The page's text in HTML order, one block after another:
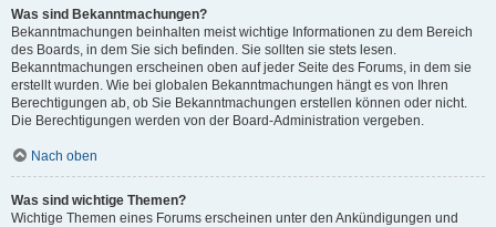
Was sind Bekanntmachungen?
Bekanntmachungen beinhalten meist wichtige Informationen zu dem Bereich
des Boards, in dem Sie sich befinden. Sie sollten sie stets lesen.
Bekanntmachungen erscheinen oben auf jeder Seite des Forums, in dem sie
erstellt wurden. Wie bei globalen Bekanntmachungen hängt es von Ihren
Berechtigungen ab, ob Sie Bekanntmachungen erstellen können oder nicht.
Die Berechtigungen werden von der Board-Administration vergeben.
Nach oben
Was sind wichtige Themen?
Wichtige Themen eines Forums erscheinen unter den Ankündigungen und